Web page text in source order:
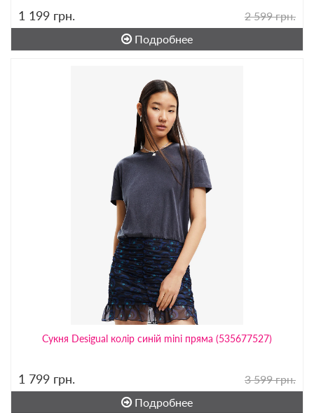
1 199 грн.
2 599 грн.
Подробнее
Сукня Desigual колір синій mini пряма (535677527)
1 799 грн.
3 599 грн.
Подробнее